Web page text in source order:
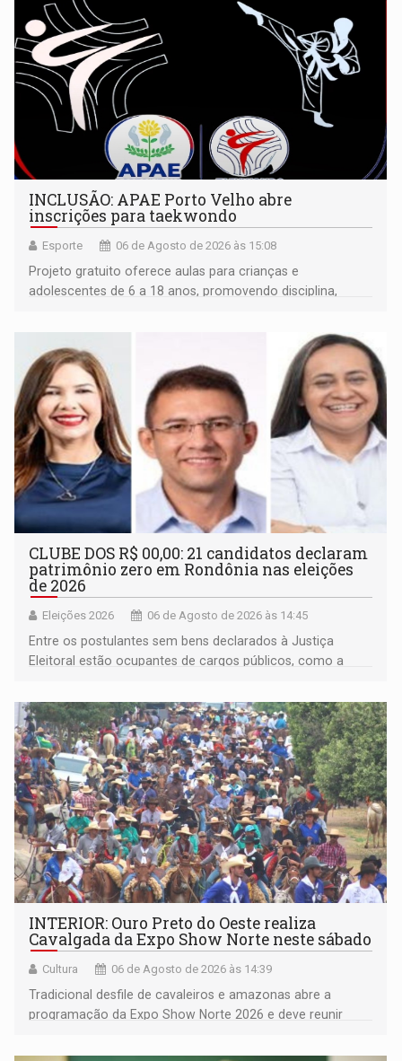
INCLUSÃO: APAE Porto Velho abre
inscrições para taekwondo
Esporte 06 de Agosto de 2026 às 15:08
Projeto gratuito oferece aulas para crianças e
adolescentes de 6 a 18 anos, promovendo disciplina,
CLUBE DOS R$ 00,00: 21 candidatos declaram
patrimônio zero em Rondônia nas eleições
de 2026
Eleições 2026 06 de Agosto de 2026 às 14:45
Entre os postulantes sem bens declarados à Justiça
Eleitoral estão ocupantes de cargos públicos, como a
Pedro Geovar (PP) e a vice-prefeita Magna dos Anjos
(NOVO)
INTERIOR: Ouro Preto do Oeste realiza
Cavalgada da Expo Show Norte neste sábado
Cultura 06 de Agosto de 2026 às 14:39
Tradicional desfile de cavaleiros e amazonas abre a
programação da Expo Show Norte 2026 e deve reunir